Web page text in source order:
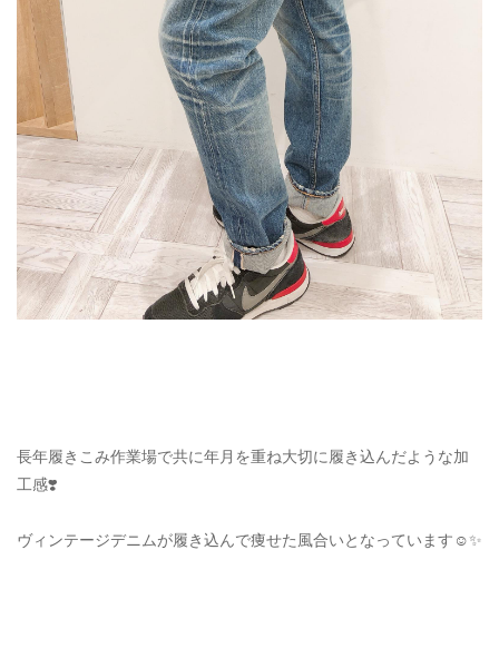
長年履きこみ作業場で共に年月を重ね大切に履き込んだような加
工感❣️
ヴィンテージデニムが履き込んで痩せた風合いとなっています☺️✨